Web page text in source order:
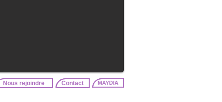
Nous rejoindre Contact MAYDIA